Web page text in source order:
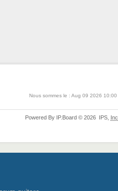
Nous sommes le : Aug 09 2026 10:00
Powered By IP.Board © 2026 IPS, Inc